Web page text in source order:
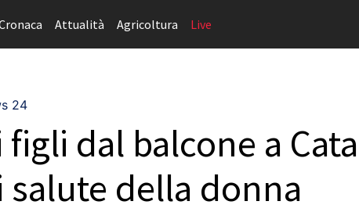
Attualità Agricoltura Live
24
dal balcone a
della donna